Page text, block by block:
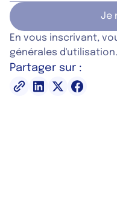
Je
En vous inscrivant,
générales d'utilisation.
Partager sur :